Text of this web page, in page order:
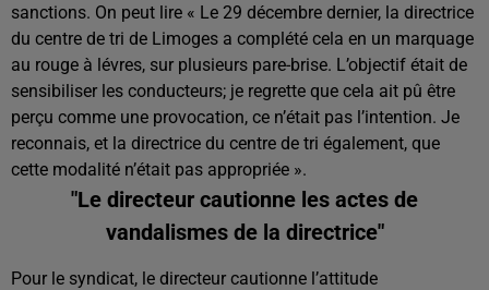
sanctions. On peut lire « Le 29 décembre dernier, la directrice
du centre de tri de Limoges a complété cela en un marquage
au rouge à lévres, sur plusieurs pare-brise. L’objectif était de
sensibiliser les conducteurs; je regrette que cela ait pû être
perçu comme une provocation, ce n’était pas l’intention. Je
reconnais, et la directrice du centre de tri également, que
cette modalité n’était pas appropriée ».
"Le directeur cautionne les actes de
vandalismes de la directrice"
Pour le syndicat, le directeur cautionne l’attitude